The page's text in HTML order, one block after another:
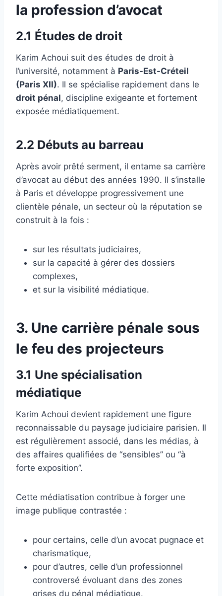
la profession d’avocat
2.1 Études de droit
Karim Achoui suit des études de droit à
l’université, notamment à Paris-Est-Créteil
(Paris XII). Il se spécialise rapidement dans le
droit pénal, discipline exigeante et fortement
exposée médiatiquement.
2.2 Débuts au barreau
Après avoir prêté serment, il entame sa carrière
d’avocat au début des années 1990. Il s’installe
à Paris et développe progressivement une
clientèle pénale, un secteur où la réputation se
construit à la fois :
sur les résultats judiciaires,
sur la capacité à gérer des dossiers
complexes,
et sur la visibilité médiatique.
3. Une carrière pénale sous
le feu des projecteurs
3.1 Une spécialisation
médiatique
Karim Achoui devient rapidement une figure
reconnaissable du paysage judiciaire parisien. Il
est régulièrement associé, dans les médias, à
des affaires qualifiées de “sensibles” ou “à
forte exposition”.
Cette médiatisation contribue à forger une
image publique contrastée :
pour certains, celle d’un avocat pugnace et
charismatique,
pour d’autres, celle d’un professionnel
controversé évoluant dans des zones
grises du pénal médiatique.